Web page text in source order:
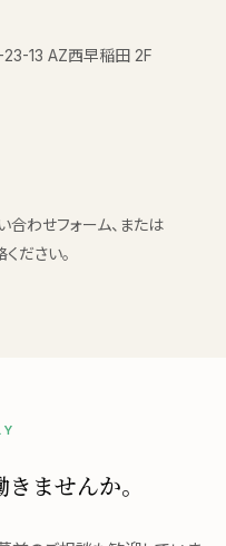
13 AZ西早稲田 2F
わせフォーム、または
ださい。
ませんか。